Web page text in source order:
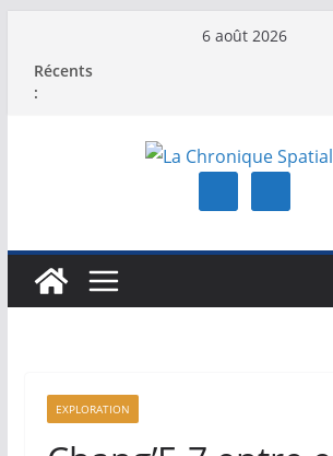
contenu
6 août 2026
Récents
:
EXPLORATION